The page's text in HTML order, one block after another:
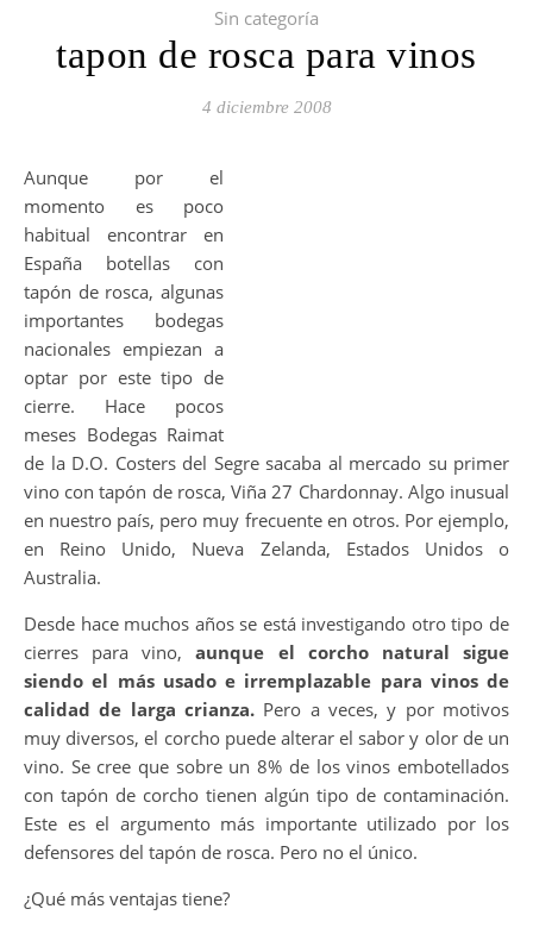
Sin categoría
tapon de rosca para vinos
4 diciembre 2008
Aunque por el
momento es poco
habitual encontrar en
España botellas con
tapón de rosca, algunas
importantes bodegas
nacionales empiezan a
optar por este tipo de
cierre. Hace pocos
meses Bodegas Raimat
de la D.O. Costers del Segre sacaba al mercado su primer
vino con tapón de rosca, Viña 27 Chardonnay. Algo inusual
en nuestro país, pero muy frecuente en otros. Por ejemplo,
en Reino Unido, Nueva Zelanda, Estados Unidos o
Australia.
Desde hace muchos años se está investigando otro tipo de
cierres para vino,aunque el corcho natural sigue
siendo el más usado e irremplazable para vinos de
calidad de larga crianza. Pero a veces, y por motivos
muy diversos, el corcho puede alterar el sabor y olor de un
vino. Se cree que sobre un 8% de los vinos embotellados
con tapón de corcho tienen algún tipo de contaminación.
Este es el argumento más importante utilizado por los
defensores del tapón de rosca. Pero no el único.
¿Qué más ventajas tiene?